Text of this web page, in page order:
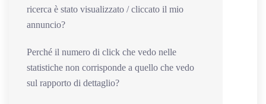
ricerca è stato visualizzato / cliccato il mio
annuncio?
Perché il numero di click che vedo nelle
statistiche non corrisponde a quello che vedo
sul rapporto di dettaglio?